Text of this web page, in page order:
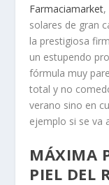
Farmaciamarket,
solares de gran
la prestigiosa
un estupendo
fórmula muy
total y no
verano sino en
ejemplo si se va
MÁXIMA
PIEL DEL